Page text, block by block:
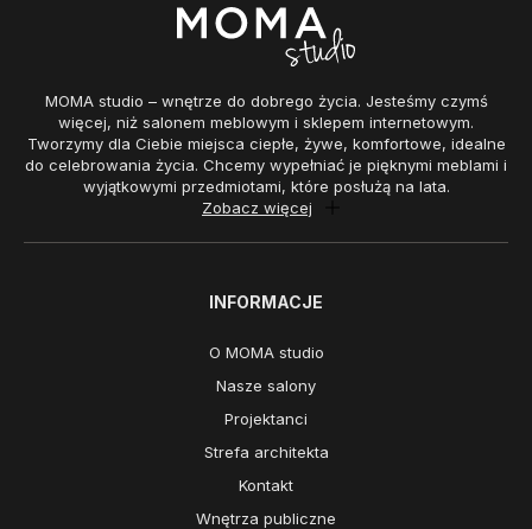
MOMA studio – wnętrze do dobrego życia. Jesteśmy czymś
więcej, niż salonem meblowym i sklepem internetowym.
Tworzymy dla Ciebie miejsca ciepłe, żywe, komfortowe, idealne
do celebrowania życia. Chcemy wypełniać je pięknymi meblami i
wyjątkowymi przedmiotami, które posłużą na lata.
Zobacz więcej
INFORMACJE
O MOMA studio
Nasze salony
Projektanci
Strefa architekta
Kontakt
Wnętrza publiczne